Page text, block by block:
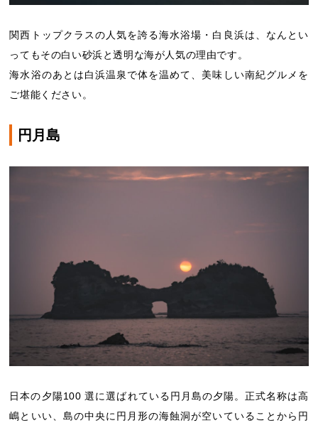
関西トップクラスの人気を誇る海水浴場・白良浜は、なんとい
ってもその白い砂浜と透明な海が人気の理由です。
海水浴のあとは白浜温泉で体を温めて、美味しい南紀グルメを
ご堪能ください。
円月島
日本の夕陽100 選に選ばれている円月島の夕陽。正式名称は高
嶋といい、島の中央に円月形の海蝕洞が空いていることから円